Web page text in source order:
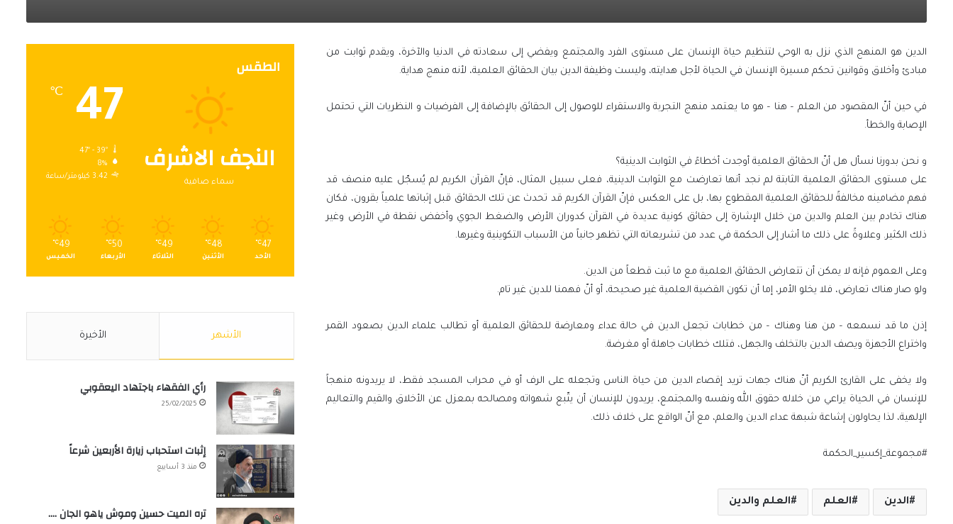
الدين هو المنهج الذي نزل به الوحي لتنظيم حياة الإنسان على مستوى الفرد والمجتمع ويفضي إلى سعادته في الدنيا والآخرة، ويقدم ثوابت من
مبادئ وأخلاق وقوانين تحكم مسيرة الإنسان في الحياة لأجل هدايته، وليست وظيفة الدين بيان الحقائق العلمية، لأنه منهج هداية.
في حين أنّ المقصود من العلم – هنا – هو ما يعتمد منهج التجربة والاستقراء للوصول إلى الحقائق بالإضافة إلى الفرضيات و النظريات التي تحتمل
الإصابة والخطأ.
و نحن بدورنا نسأل هل أنّ الحقائق العلمية أوجدت أخطاءً في الثوابت الدينية؟
على مستوى الحقائق العلمية الثابتة لم نجد أنها تعارضت مع الثوابت الدينية، فعلى سبيل المثال، فإنّ القرآن الكريم لم يُسجّل عليه منصف قد
فهم مضامينه مخالفةً للحقائق العلمية المقطوع بها، بل على العكس فإنّ القرآن الكريم قد تحدث عن تلك الحقائق قبل إثباتها علمياً بقرون، فكان
هناك تخادم بين العلم والدين من خلال الإشارة إلى حقائق كونية عديدة في القرآن كدوران الأرض والضغط الجوي وأخفض نقطة في الأرض وغير
ذلك الكثير. وعلاوةً على ذلك ما أشار إلى الحكمة في عدد من تشريعاته التي تظهر جانباً من الأسباب التكوينية وغيرها.
وعلى العموم فإنه لا يمكن أن تتعارض الحقائق العلمية مع ما ثبت قطعاً من الدين.
ولو صار هناك تعارض، فلا يخلو الأمر، إما أن تكون القضية العلمية غير صحيحة، أو أنّ فهمنا للدين غير تام.
إذن ما قد نسمعه – من هنا وهناك – من خطابات تجعل الدين في حالة عداء ومعارضة للحقائق العلمية أو تطالب علماء الدين بصعود القمر
واختراع الأجهزة ويصف الدين بالتخلف والجهل، فتلك خطابات جاهلة أو مغرضة.
ولا يخفى على القارئ الكريم أنّ هناك جهات تريد إقصاء الدين من حياة الناس وتجعله على الرف أو في محراب المسجد فقط، لا يريدونه منهجاً
للإنسان في الحياة يراعي من خلاله حقوق الله ونفسه والمجتمع، يريدون للإنسان أن يتّبع شهواته ومصالحه بمعزل عن الأخلاق والقيم والتعاليم
الإلهية، لذا يحاولون إشاعة شبهة عداء الدين والعلم، مع أنّ الواقع على خلاف ذلك.
#مجموعة_إكسير_الحكمة
الدين العلم العلم والدين
الطقس
النجف الاشرف
سماء صافية
47
℃
47º - 39º
8%
3.42 كيلومتر/ساعة
47
℃
الأحد
48
℃
الأثنين
49
℃
الثلاثاء
50
℃
الأربعاء
49
℃
الخميس
الأشهر الأخيرة
رأي الفقهاء باجتهاد اليعقوبي
25/02/2025
إثبات استحباب زيارة الأربعين شرعاً
منذ 3 أسابيع
تره الميت حسين وموش ياهو الجان ….